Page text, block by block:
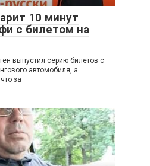
10 минут
с билетом на
выпустил серию билетов с
автомобиля, а
за